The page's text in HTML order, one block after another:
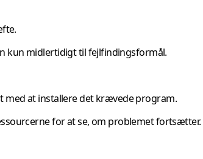
kun midlertidigt til fejlfindingsformål.
at installere det krævede program.
for at se, om problemet fortsætter.